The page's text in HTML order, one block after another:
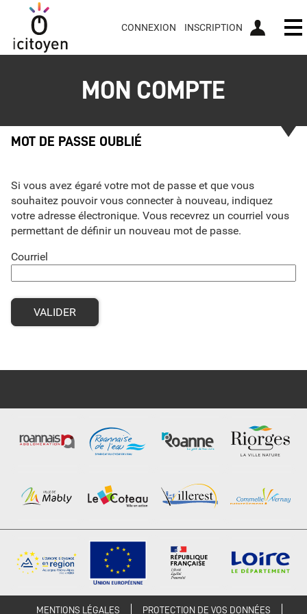
CONNEXION INSCRIPTION
MON COMPTE
MOT DE PASSE OUBLIÉ
Si vous avez égaré votre mot de passe et que vous
souhaitez pouvoir vous connecter à nouveau, indiquez
votre adresse électronique. Vous recevrez un courriel vous
permettant de définir un nouveau mot de passe.
Courriel
*
VALIDER
MENTIONS LÉGALES PROTECTION DE VOS DONNÉES